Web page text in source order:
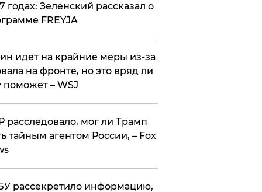
годах: Зеленский рассказал о
FREYJA
идет на крайние меры из-за
на фронте, но это вряд ли
поможет – WSJ
расследовало, мог ли Трамп
тайным агентом России, – Fox
рассекретило информацию,